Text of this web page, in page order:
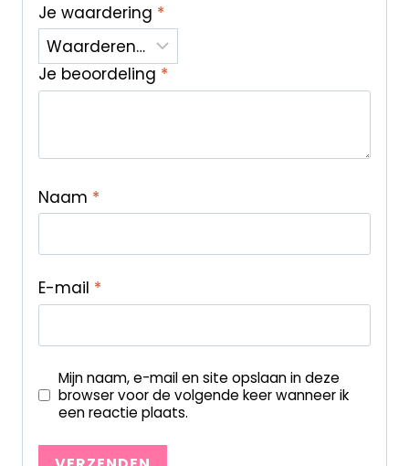
Je waardering *
Je beoordeling *
Naam *
E-mail *
Mijn naam, e-mail en site opslaan in deze
browser voor de volgende keer wanneer ik
een reactie plaats.